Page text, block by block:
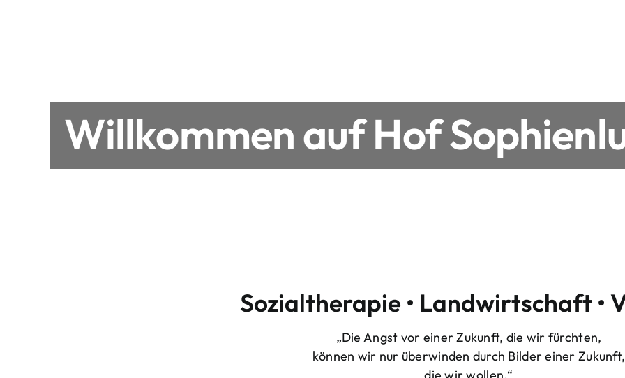
Willkommen auf Hof
Sozialtherapie • Landwirtschaft •
„Die Angst vor einer Zukunft, die wir fürchten,
können wir nur überwinden durch Bilder einer Zukunft,